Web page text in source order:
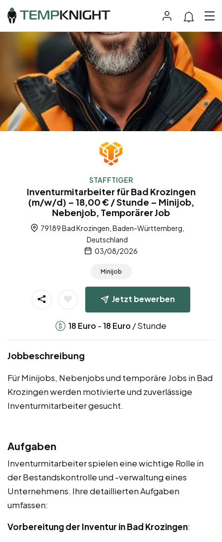
STAFFTIGER
Inventurmitarbeiter für Bad Krozingen
(m/w/d) – 18,00 € / Stunde – Minijob,
Nebenjob, Temporärer Job
79189 Bad Krozingen, Baden-Württemberg,
Deutschland
03/08/2026
Minijob
Jetzt bewerben
18 Euro -18 Euro / Stunde
Jobbeschreibung
Für Minijobs, Nebenjobs und temporäre Jobs in Bad
Krozingen werden motivierte und zuverlässige
Inventurmitarbeiter gesucht.
Aufgaben
Inventurmitarbeiter spielen eine wichtige Rolle in
der Bestandskontrolle und -verwaltung eines
Unternehmens. Ihre detaillierten Aufgaben
umfassen:
Vorbereitung der Inventur in Bad Krozingen: